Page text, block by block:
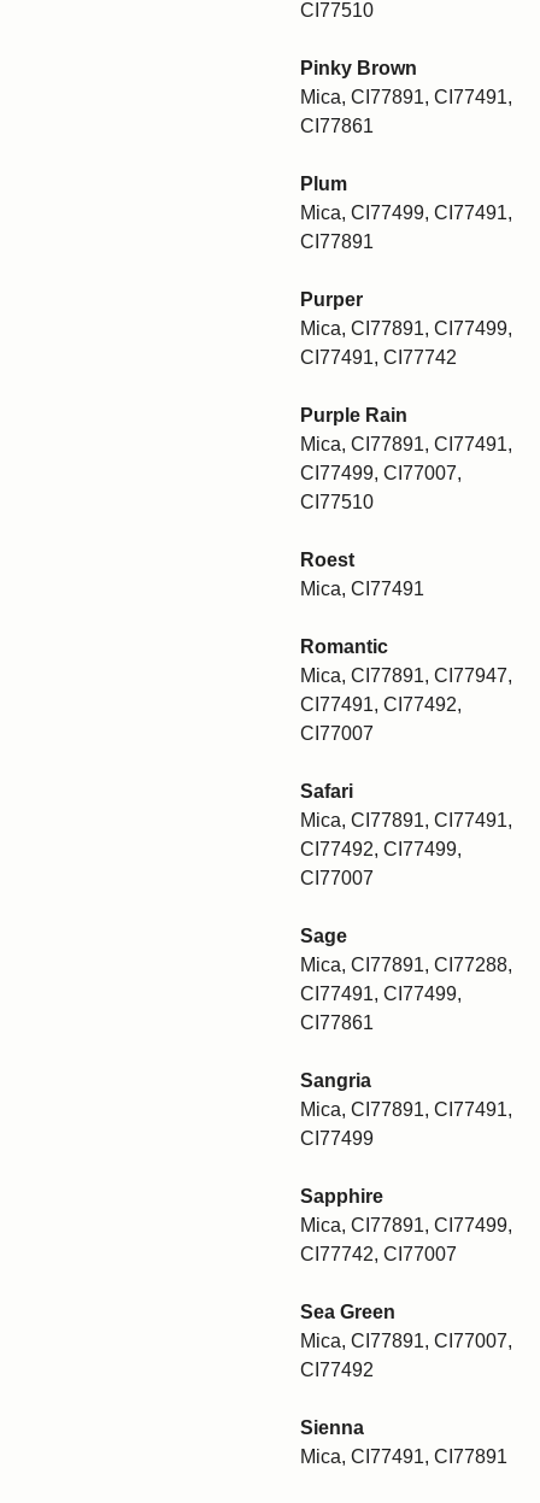
CI77510
Pinky Brown
Mica, CI77891, CI77491,
CI77861
Plum
Mica, CI77499, CI77491,
CI77891
Purper
Mica, CI77891, CI77499,
CI77491, CI77742
Purple Rain
Mica, CI77891, CI77491,
CI77499, CI77007,
CI77510
Roest
Mica, CI77491
Romantic
Mica, CI77891, CI77947,
CI77491, CI77492,
CI77007
Safari
Mica, CI77891, CI77491,
CI77492, CI77499,
CI77007
Sage
Mica, CI77891, CI77288,
CI77491, CI77499,
CI77861
Sangria
Mica, CI77891, CI77491,
CI77499
Sapphire
Mica, CI77891, CI77499,
CI77742, CI77007
Sea Green
Mica, CI77891, CI77007,
CI77492
Sienna
Mica, CI77491, CI77891